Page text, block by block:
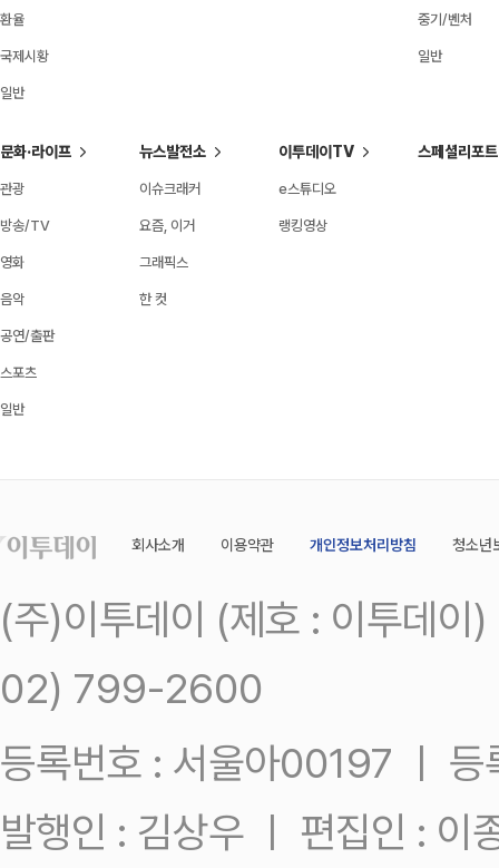
환율
국제시황
일반
중기/벤처
일반
문화·라이프
관광
방송/TV
영화
음악
공연/출판
스포츠
일반
뉴스발전소
이슈크래커
요즘, 이거
그래픽스
한 컷
이투데이TV
e스튜디오
랭킹영상
스페셜리포트
회사소개 이용약관 개인정보처리방침 청소년
(주)이투데이 (제호 : 이투데
02) 799-2600
등록번호 : 서울아00197 ㅣ
발행인 : 김상우 ㅣ 편집인 : 이